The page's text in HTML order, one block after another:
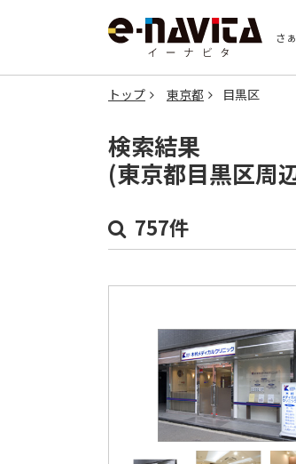
さ
トップ 東京都 目黒区
検索結果
(東京都目黒区周
757件